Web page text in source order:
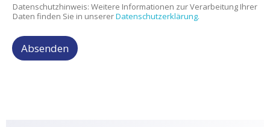
Datenschutzhinweis: Weitere Informationen zur Verarbeitung Ihrer
Daten finden Sie in unsererDatenschutzerklärung.
Absenden